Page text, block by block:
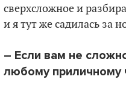
сверхсложное и
и я тут же садилась за
– Если вам не
любому приличному